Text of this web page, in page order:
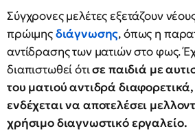
Σύγχρονες μελέτες εξετάζουν
πρώιμηςδιάγνωσης, όπως η
αντίδρασης των ματιών στο φως.
διαπιστωθεί ότισε παιδιά με
του ματιού αντιδρά
ενδέχεται να αποτελέσει
χρήσιμο διαγνωστικό εργαλείο.